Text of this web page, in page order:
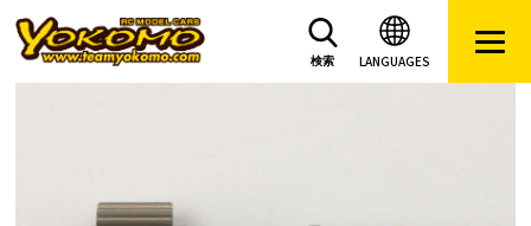
LANGUAGES
検索